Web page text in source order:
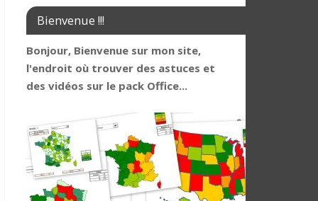
Bienvenue !!!
Bonjour, Bienvenue sur mon site,
l'endroit où trouver des astuces et
des vidéos sur le pack Office...